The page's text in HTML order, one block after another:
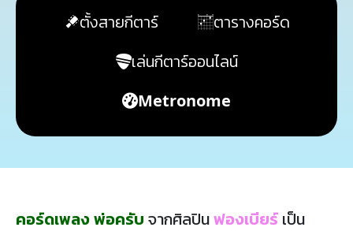
ตั้งสายกีตาร์
ตารางคอร์ด
เล่นกีตาร์ออนไลน์
Metronome
คอร์ดเพลง พ่อครับ จากศิลปินฟองเบียร์ เป็น